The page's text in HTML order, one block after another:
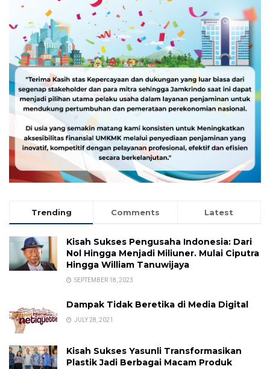
Trending Comments Latest
Kisah Sukses Pengusaha Indonesia: Dari
Nol Hingga Menjadi Miliuner. Mulai Ciputra
Hingga William Tanuwijaya
SEPTEMBER 18, 2023
Dampak Tidak Beretika di Media Digital
JULY 28, 2021
Kisah Sukses Yasunli Transformasikan
Plastik Jadi Berbagai Macam Produk